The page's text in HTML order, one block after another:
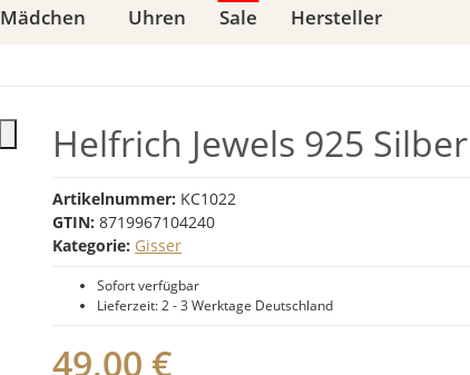
Mädchen Uhren Sale Hersteller
Helfrich Jewels 925
Artikelnummer: KC1022
GTIN: 8719967104240
Kategorie: Gisser
Sofort verfügbar
Lieferzeit:2 - 3 Werktage Deutschland
49,00 €